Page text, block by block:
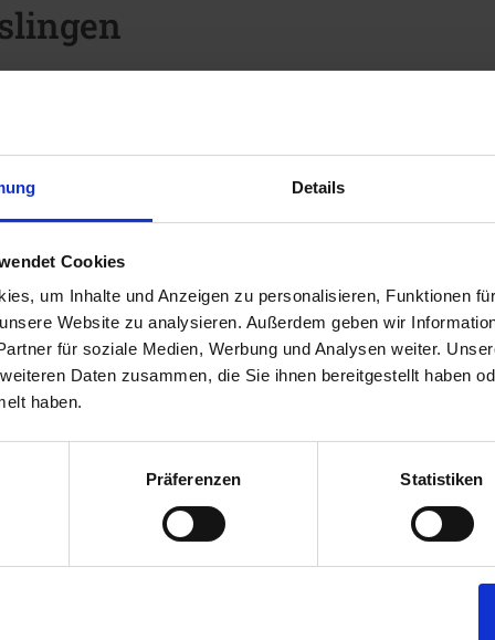
Details
Cookies
um Inhalte und Anzeigen zu personalisieren, Funktionen
Website zu analysieren. Außerdem geben wir
für soziale Medien, Werbung und Analysen weiter.
Daten zusammen, die Sie ihnen bereitgestellt haben
haben.
Präferenzen Statistiken
7331 93720
brauerei.de
Newsletter
ProBier-Abo
ProBier-Paket